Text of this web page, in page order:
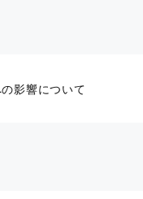
影響について